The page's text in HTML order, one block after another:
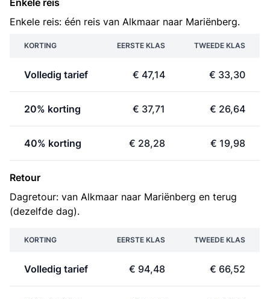
Enkele reis
Enkele reis: één reis van Alkmaar naar Mariënberg.
KORTING EERSTE KLAS TWEEDE KLAS
Volledig tarief € 47,14 € 33,30
20% korting € 37,71 € 26,64
40% korting € 28,28 € 19,98
Retour
Dagretour: van Alkmaar naar Mariënberg en terug
(dezelfde dag).
KORTING EERSTE KLAS TWEEDE KLAS
Volledig tarief € 94,48 € 66,52